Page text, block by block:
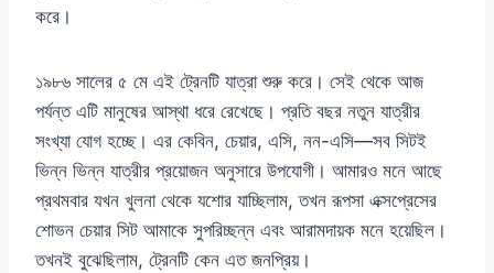
করে।
১৯৮৬ সালের ৫ মে এই ট্রেনটি যাত্রা শুরু করে। সেই থেকে আজ
পর্যন্ত এটি মানুষের আস্থা ধরে রেখেছে। প্রতি বছর নতুন যাত্রীর
সংখ্যা যোগ হচ্ছে। এর কেবিন, চেয়ার, এসি, নন-এসি—সব সিটই
ভিন্ন ভিন্ন যাত্রীর প্রয়োজন অনুসারে উপযোগী। আমারও মনে আছে
প্রথমবার যখন খুলনা থেকে যশোর যাচ্ছিলাম, তখন রূপসা এক্সপ্রেসের
শোভন চেয়ার সিট আমাকে সুপরিচ্ছন্ন এবং আরামদায়ক মনে হয়েছিল।
তখনই বুঝেছিলাম, ট্রেনটি কেন এত জনপ্রিয়।